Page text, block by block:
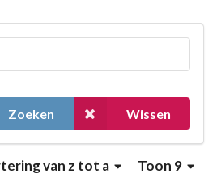
Zoeken Wissen
Toon 9
van z tot a